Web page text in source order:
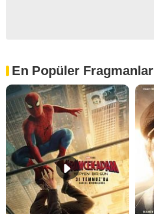
En Popüler Fragmanlar